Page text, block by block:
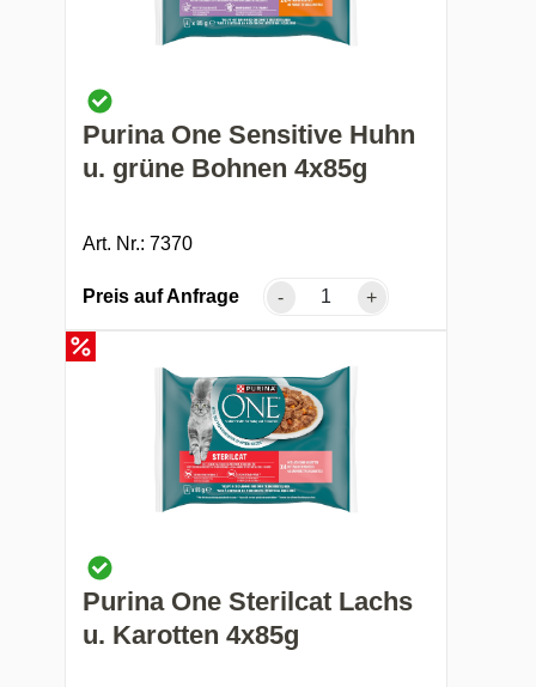
Purina One Sensitive Huhn
u. grüne Bohnen 4x85g
Art. Nr.: 7370
Preis auf Anfrage - +
Purina One Sterilcat Lachs
u. Karotten 4x85g